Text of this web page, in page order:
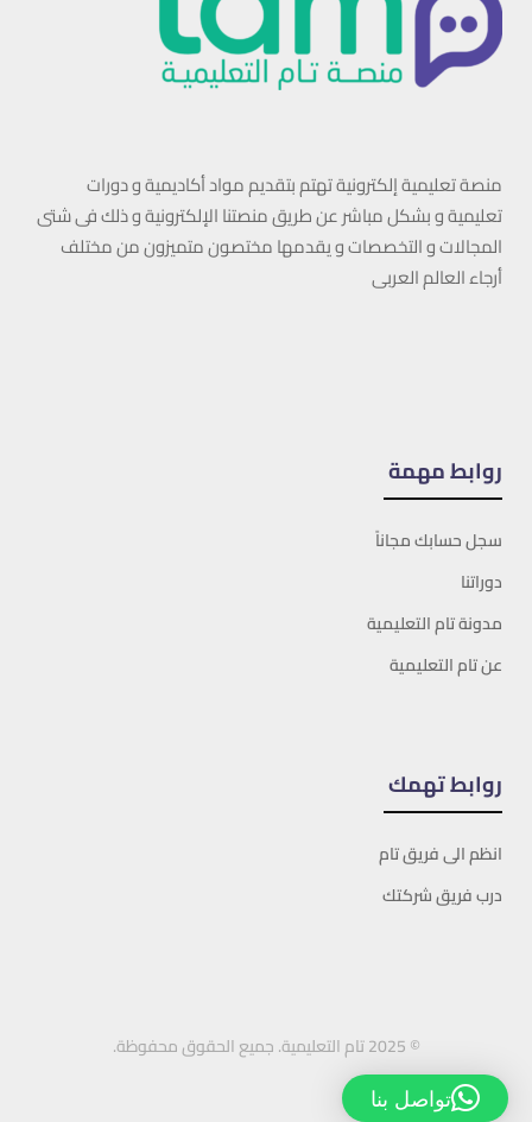
منصة تعليمية إلكترونية تهتم بتقديم مواد أكاديمية و دورات
تعليمية و بشكل مباشر عن طريق منصتنا الإلكترونية و ذلك فى شتى
المجالات و التخصصات و يقدمها مختصون متميزون من مختلف
أرجاء العالم العربى
روابط مهمة
سجل حسابك مجاناً
دوراتنا
مدونة تام التعليمية
عن تام التعليمية
روابط تهمك
انظم الى فريق تام
درب فريق شركتك
© 2025 تام التعليمية. جميع الحقوق محفوظة.
تواصل بنا